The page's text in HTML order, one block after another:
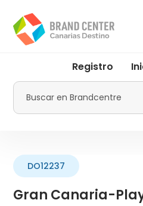
contenido
principal
menu
Promotur
Registro
Buscar
Gran Canaria-
DO12237